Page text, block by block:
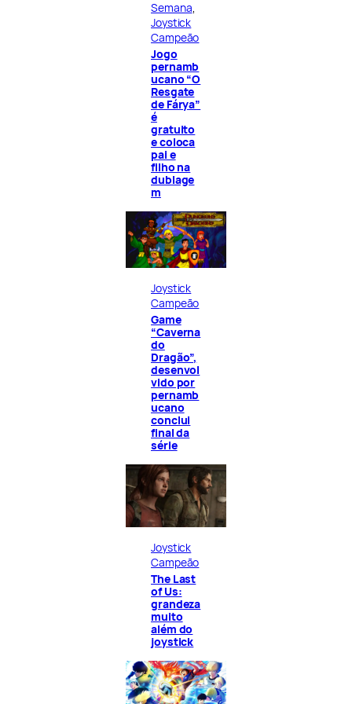
Semana
Joystick
Campeão
Jogo
pernamb
ucano “O
Resgate
de Fárya”
é
gratuito
e coloca
pai e
filho na
dublage
m
Joystick
Campeão
Game
“Caverna
do
Dragão”,
desenvol
vido por
pernamb
ucano
conclui
final da
série
Joystick
Campeão
The Last
of Us:
grandeza
muito
além do
joystick